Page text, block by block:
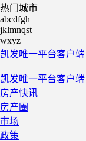
热门城市
abcdfgh
jklmnqst
wxyz
凯发唯一平台客户端
凯发唯一平台客户端
房产快讯
房产圈
市场
政策